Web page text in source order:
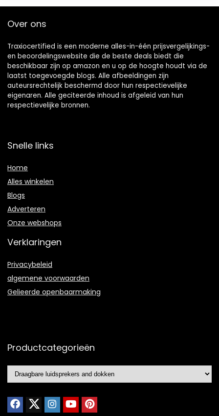
Over ons
Traxiocertified is een moderne alles-in-één prijsvergelijkings-
en beoordelingswebsite die de beste deals biedt die
beschikbaar zijn op amazon en u op de hoogte houdt via de
laatst toegevoegde blogs. Alle afbeeldingen zijn
auteursrechtelijk beschermd door hun respectievelijke
eigenaren. Alle geciteerde inhoud is afgeleid van hun
respectievelijke bronnen.
Snelle links
Home
Alles winkelen
Blogs
Adverteren
Onze webshops
Verklaringen
Privacybeleid
algemene voorwaarden
Gelieerde openbaarmaking
Productcategorieën